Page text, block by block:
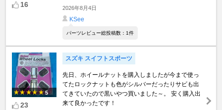
16 2026年8月4日
KSee
パーツレビュー総投稿数：1件
5
23
スズキ スイフトスポーツ
先日、ホイールナットを購入しましたが今まで使っ
てたロックナットも色がシルバーだったりサビも出
てきていたので黒いやつ買いました～。 安く購入出
来て良かったです！